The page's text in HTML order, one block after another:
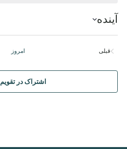
آینده
تاریخ
انتخاب
قبلی
امروز
اشتراک در تقویم